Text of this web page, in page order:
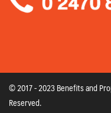
© 2017 - 2023 Benefits and
Reserved.